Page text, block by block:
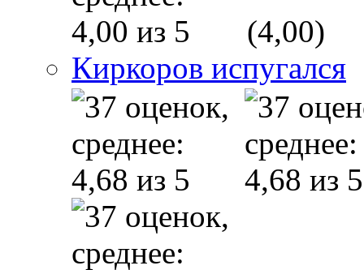
(4,00)
Киркоров испугался